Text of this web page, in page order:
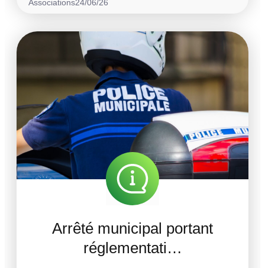
Associations24/06/26
Arrêté municipal portant
réglementati…